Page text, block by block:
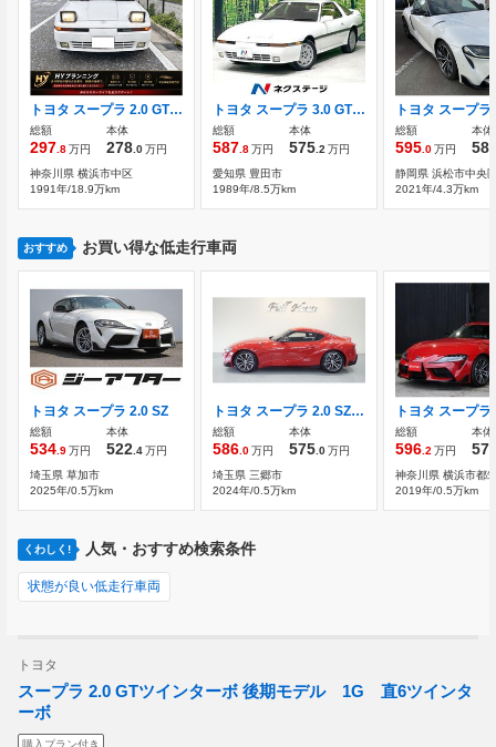
トヨタ スープラ 2.0 GTツインターボ 2ドアクーペ ワンオーナー車 保証書・取説
総額
297 .8万円
本体
278 .0万円
神奈川県 横浜市中区
1991年/18.9万km
トヨタ スープラ 3.0 GTターボ リミテッド 5速マニュアル ターボ 禁煙車
総額
587 .8万円
本体
575 .2 万円
愛知県 豊田市
1989年/8.5万km
総額
595 .0万円
本体
静岡県 浜松市中央
2021年/4.3万km
おすすめ お買い得な低走行車両
トヨタ スープラ 2.0 SZ
総額
534.9万円
本体
522.4万円
埼玉県 草加市
2025年/0.5万km
トヨタ スープラ 2.0 SZ 純正ナビ フルセグ バックカメラ ETC
総額
586.0万円
本体
575.0万円
埼玉県 三郷市
2024年/0.5万km
総額
596.2万円
本体
神奈川県 横浜市都
2019年/0.5万km
くわしく! 人気・おすすめ検索条件
状態が良い低走行車両
トヨタ
スープラ 2.0 GTツインターボ 後期モデル 1G 直6ツインタ
ーボ
購入プラン付き